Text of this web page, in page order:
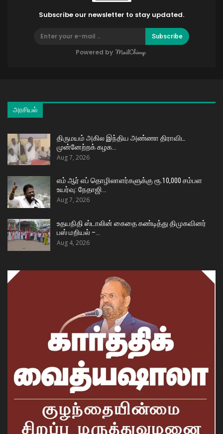
Subscribe our newsletter to stay updated.
Subscribe
Powered by
அரசியல்
திருமயம் அகில இந்திய அண்ணா திராவிட
முன்னேற்றக் கழக…
Aug 7, 2026
எம் ஆர் எப் தொழிலாளர்களுக்கு ரூ.10,000 சம்பள
உயர்வு: நேதாஜி…
Aug 7, 2026
உதயநிதி ஸ்டாலின் கைதை கண்டித்து திமுகவினர்
பஸ் மறியல் –…
Aug 4, 2026